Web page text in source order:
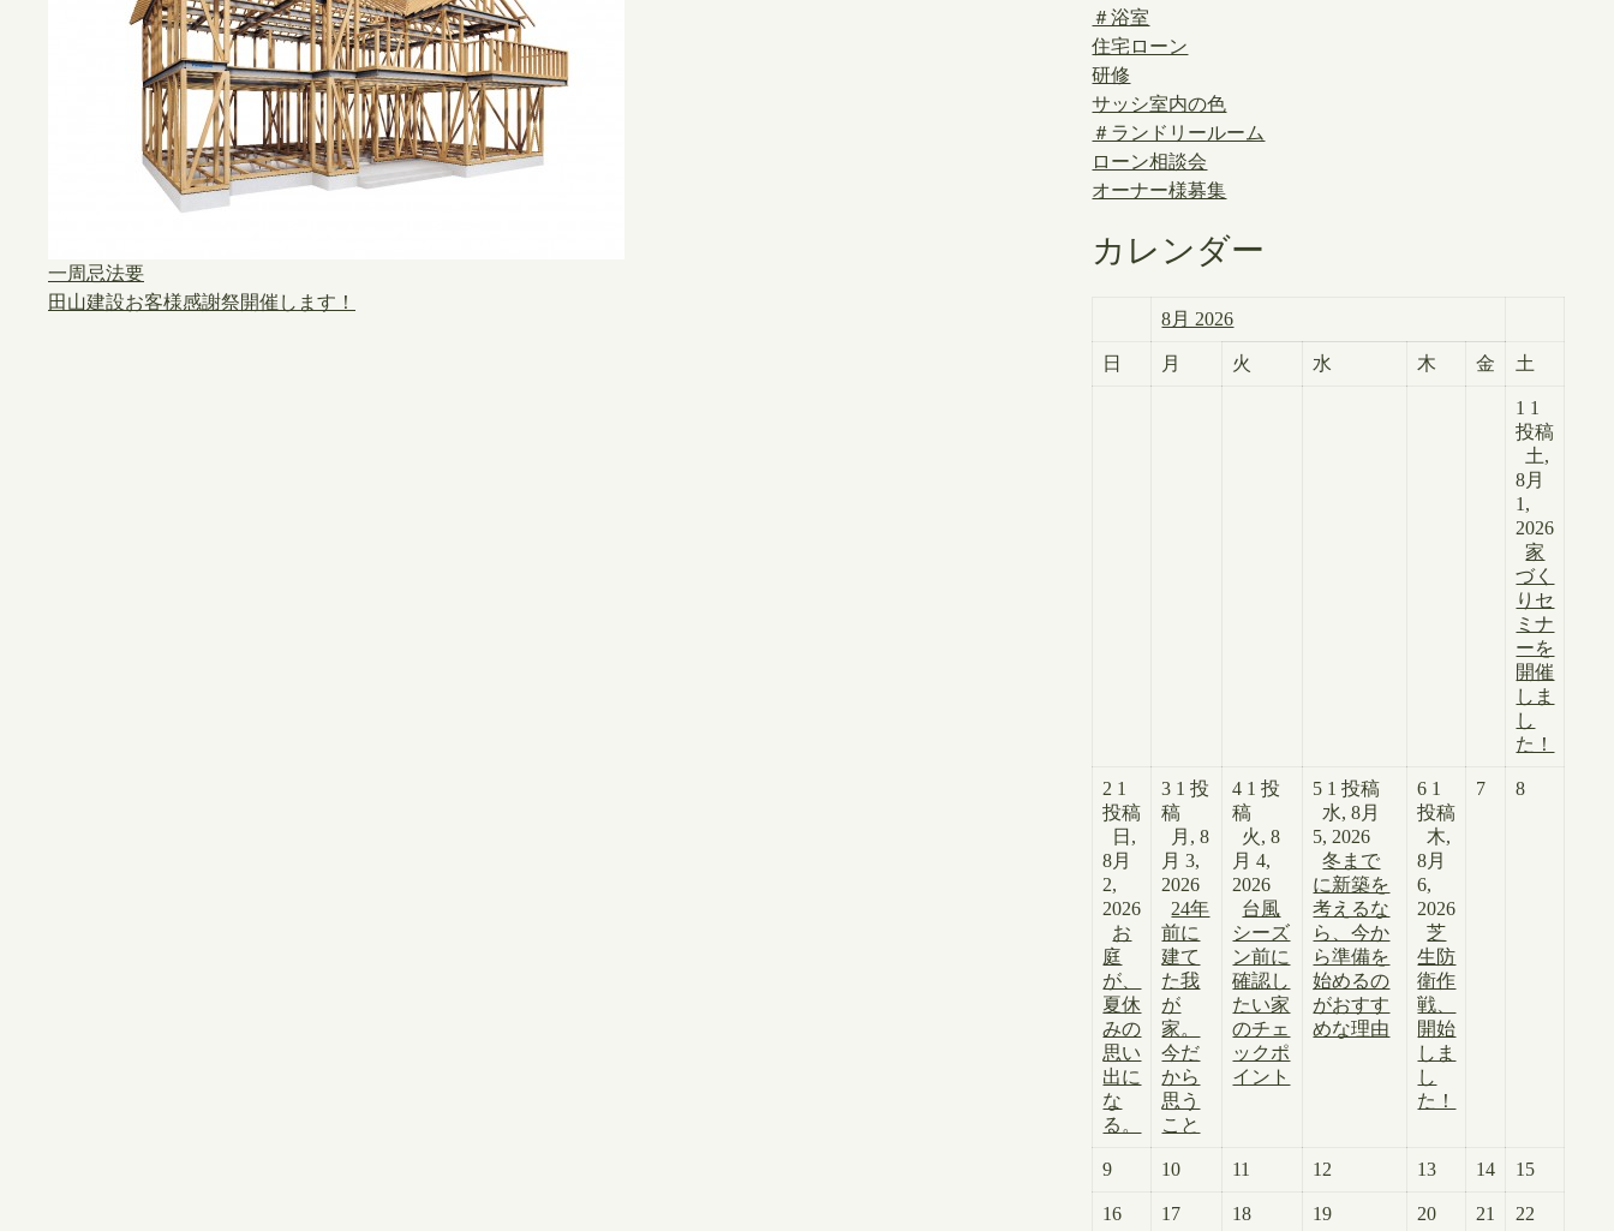
一周忌法要
田山建設お客様感謝祭開催します！
＃浴室
住宅ローン
研修
サッシ室内の色
＃ランドリールーム
ローン相談会
オーナー様募集
カレンダー
8月 2026
日 月 火 水 木 金 土
1 1
投稿
土,
8月
1,
2026
家
づく
りセ
ミナ
ーを
開催
しま
し
た！
2 1
投稿
日,
8月
2,
2026
お
庭
が、
夏休
みの
思い
出に
な
る。
3 1 投
稿
月, 8
月 3,
2026
24年
前に
建て
た我
が
家。
今だ
から
思う
こと
4 1 投
稿
火, 8
月 4,
2026
台風
シーズ
ン前に
確認し
たい家
のチェ
ックポ
イント
5 1 投稿
水, 8月
5, 2026
冬まで
に新築を
考えるな
ら、今か
ら準備を
始めるの
がおすす
めな理由
6 1
投稿
木,
8月
6,
2026
芝
生防
衛作
戦、
開始
しま
し
た！
7 8
9 10 11 12 13 14 15
16 17 18 19 20 21 22